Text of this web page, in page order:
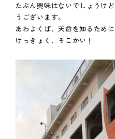
たぶん興味はないでしょうけ
うございます。
あわよくば、天命を知るために
けっきょく、そこかい！